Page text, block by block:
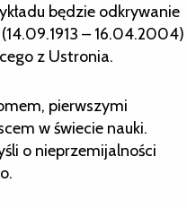
będzie odkrywanie
– 16.04.2004)
z Ustronia.
pierwszymi
w świecie nauki.
o nieprzemijalności